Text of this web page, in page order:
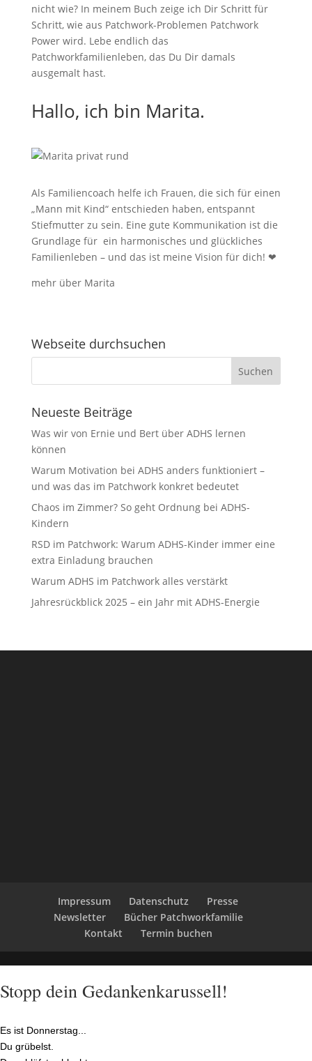
nicht wie? In meinem Buch zeige ich Dir Schritt für
Schritt, wie aus Patchwork-Problemen Patchwork
Power wird. Lebe endlich das
Patchworkfamilienleben, das Du Dir damals
ausgemalt hast.
Hallo, ich bin Marita.
Als Familiencoach helfe ich Frauen, die sich für einen
„Mann mit Kind“ entschieden haben, entspannt
Stiefmutter zu sein. Eine gute Kommunikation ist die
Grundlage für ein harmonisches und glückliches
Familienleben – und das ist meine Vision für dich! ❤
mehr über Marita
Webseite durchsuchen
Neueste Beiträge
Was wir von Ernie und Bert über ADHS lernen
können
Warum Motivation bei ADHS anders funktioniert –
und was das im Patchwork konkret bedeutet
Chaos im Zimmer? So geht Ordnung bei ADHS-
Kindern
RSD im Patchwork: Warum ADHS-Kinder immer eine
extra Einladung brauchen
Warum ADHS im Patchwork alles verstärkt
Jahresrückblick 2025 – ein Jahr mit ADHS-Energie
Impressum Datenschutz
Presse
Newsletter
Bücher Patchworkfamilie
Kontakt
Termin buchen
Stopp dein Gedankenkarussell!
Es ist Donnerstag...
Du grübelst.